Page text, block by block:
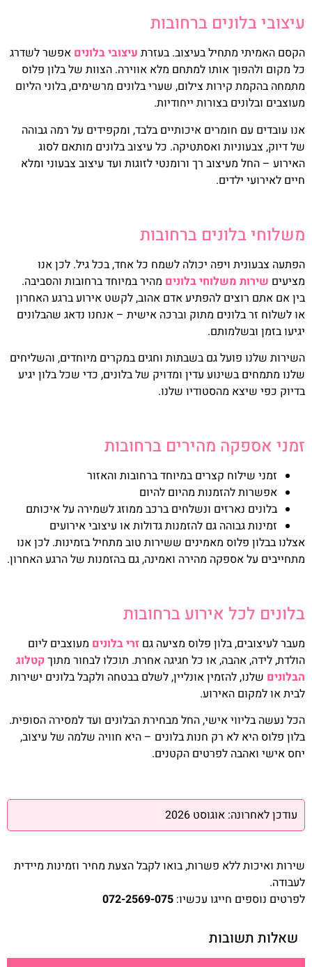
עיצובי בלונים ברחובות
הקסם האמיתי מתחיל בעיצוב. בעזרת עיצובי בלונים אפשר לשדרג
כל מקום ולהפוך אותו למתחם מלא אווירה. הצוות של בלון פלוס
מתמחה בהקמת קירות צילום, שערי בלונים מרשימים, בלוני הליום
מעוצבים ובלונים בצורות ייחודיות.
אנו עובדים עם חומרים איכותיים בלבד, ומקפידים על רמה גבוהה
של דיוק, צבעוניות ואסתטיקה. כל עיצוב בלונים מותאם לסוג
האירוע – החל מעיצוב רך ורומנטי לזוגות ועד עיצוב צבעוני ומלא
חיים לאירועי ילדים.
משלוחי בלונים ברחובות
הפתעה צבעונית ויפה יכולה לשמח כל אחד, בכל גיל. לכן אנו
מציעים שירות משלוחי בלונים מהיר במיוחד ברחובות והסביבה.
בין אם אתם רוצים להפתיע אדם אהוב, לקשט אירוע ברגע האחרון
או לשלוח זר בלונים מתוק וברכה אישית – אנחנו נדאג שהבלונים
יגיעו בזמן ובשלמותם.
השירות שלנו פועל גם בשבתות וחגים במקרים מיוחדים, והשליחים
שלנו מתמחים בשינוע עדין ומדויק של בלונים, כדי שכל בלון יגיע
בדיוק כפי שיצא מהסטודיו שלנו.
זמני אספקה מהירים ברחובות
זמני שילוח קצרים במיוחד ברחובות והאזור
אפשרות להזמנות מהיום להיום
בלונים נארזים ונשלחים ברכב ממוזג לשמירה על איכותם
זמינות גבוהה גם להזמנות גדולות או עיצובי אירועים
אצלנו בבלון פלוס מאמינים ששירות טוב מתחיל בזמינות. לכן אנו
מתחייבים על אספקה מהירה ואמינה, גם בהזמנות של הרגע האחרון.
בלונים לכל אירוע ברחובות
מעבר לעיצובים, בלון פלוס מציעה גם זרי בלונים מעוצבים ליום
הולדת, לידה, אהבה, או כל חגיגה אחרת. תוכלו לבחור מתוך קטלוג
הבלונים שלנו, להזמין אונליין, לשלם בבטחה ולקבל בלונים ישירות
לבית או למקום האירוע.
הכל נעשה בליווי אישי, החל מבחירת הבלונים ועד למסירה הסופית.
בלון פלוס היא לא רק חנות בלונים – היא חוויה שלמה של עיצוב,
יחס אישי ואהבה לפרטים הקטנים.
עודכן לאחרונה: אוגוסט 2026
שירות ואיכות ללא פשרות, בואו לקבל הצעת מחיר וזמינות מיידית
לעבודה.
לפרטים נוספים חייגו עכשיו: 072-2569-075
שאלות תשובות